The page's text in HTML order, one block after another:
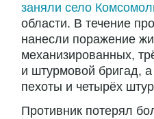
заняли село
области. В течение
нанесли поражение
механизированных,
и штурмовой бригад,
пехоты и четырёх
Противник потерял